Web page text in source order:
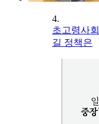
4.
초고령사
길 정책은